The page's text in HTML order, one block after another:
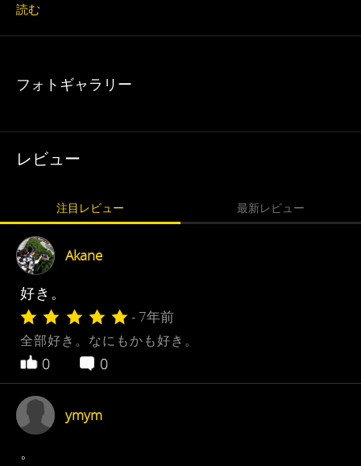
読む
フォトギャラリー
レビュー
注目レビュー 最新レビュー
Akane
好き。
- 7年前
全部好き。なにもかも好き。
0 0
ymym
。